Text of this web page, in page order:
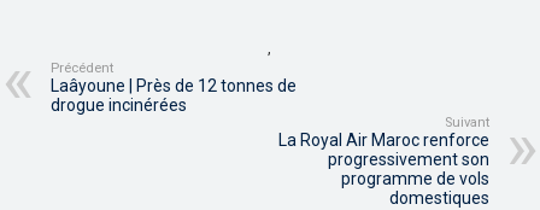
,
Précédent
Laâyoune | Près de 12 tonnes de
drogue incinérées
Suivant
La Royal Air Maroc renforce
progressivement son
programme de vols
domestiques